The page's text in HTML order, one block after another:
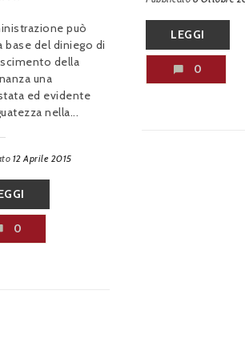
LEGGI
0
può
base del diniego di
della
una
ed evidente
nella...
12 Aprile 2015
0